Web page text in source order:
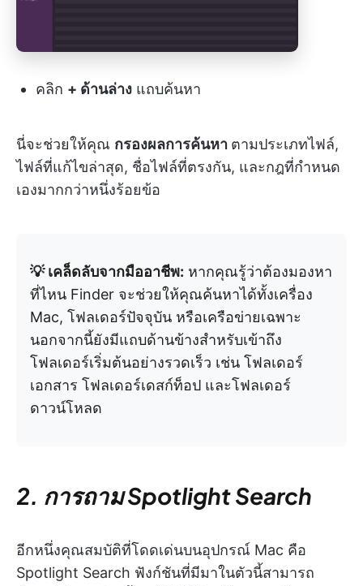
คลิก + ด้านล่าง แถบค้นหา
นี่จะช่วยให้คุณ กรองผลการค้นหา ตามประเภทไฟล์,
ไฟล์ที่แก้ไขล่าสุด, ชื่อไฟล์ที่ตรงกัน, และกฎที่กำหนด
เองมากกว่าหนึ่งร้อยข้อ
💡 เคล็ดลับจากมืออาชีพ: หากคุณรู้ว่าต้องมองหา
ที่ไหน Finder จะช่วยให้คุณค้นหาได้ทั้งเครื่อง
Mac, โฟลเดอร์ปัจจุบัน หรือเครือข่ายเฉพาะ
นอกจากนี้ยังมีแถบด้านข้างสำหรับเข้าถึง
โฟลเดอร์เริ่มต้นอย่างรวดเร็ว เช่น โฟลเดอร์
เอกสาร โฟลเดอร์เดสก์ท็อป และโฟลเดอร์
ดาวน์โหลด
2. การถาม Spotlight Search
อีกหนึ่งคุณสมบัติที่โดดเด่นบนอุปกรณ์ Mac คือ
Spotlight Search ฟังก์ชันที่มีมาในตัวนี้สามารถ